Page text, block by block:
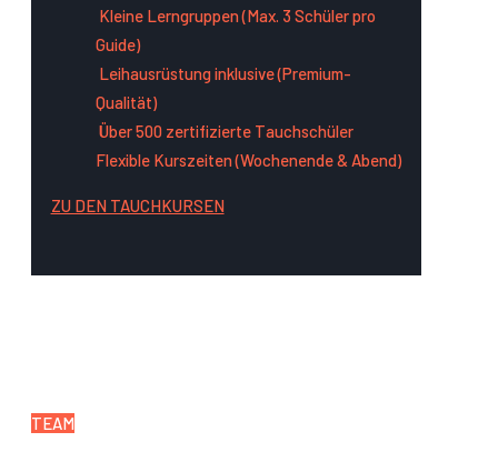
Kleine Lerngruppen (Max. 3 Schüler pro
Guide)
Leihausrüstung inklusive (Premium-
Qualität)
Über 500 zertifizierte Tauchschüler
Flexible Kurszeiten (Wochenende & Abend)
ZU DEN TAUCHKURSEN
TEAM